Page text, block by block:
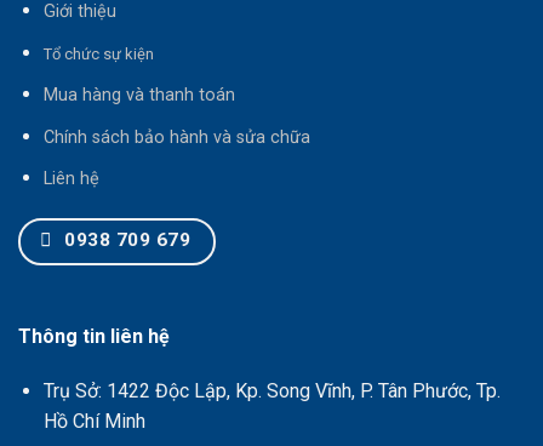
Giới thiệu
Tổ chức sự kiện
Mua hàng và thanh toán
Chính sách bảo hành và sửa chữa
Liên hệ
0938 709 679
Thông tin liên hệ
Trụ Sở: 1422 Độc Lập, Kp. Song Vĩnh, P. Tân Phước, Tp.
Hồ Chí Minh